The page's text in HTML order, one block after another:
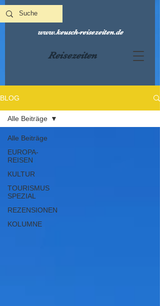
Reisezeiten
www.keusch-reisezeiten.de
BLOG
Alle Beiträge
EUROPA-
REISEN
KULTUR
TOURISMUS
SPEZIAL
REZENSIONEN
KOLUMNE
Alle Beiträge